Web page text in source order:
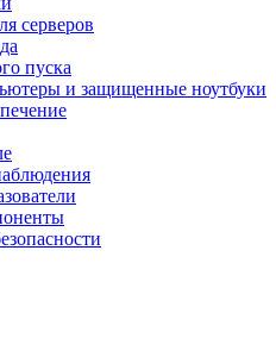
серверов
пуска
и защищенные ноутбуки